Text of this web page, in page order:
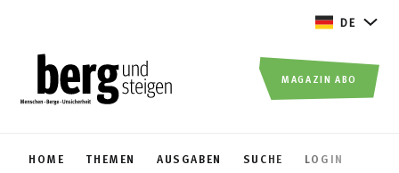
DE
HOME THEMEN AUSGABEN SUCHE LOGIN
MAGAZIN ABO